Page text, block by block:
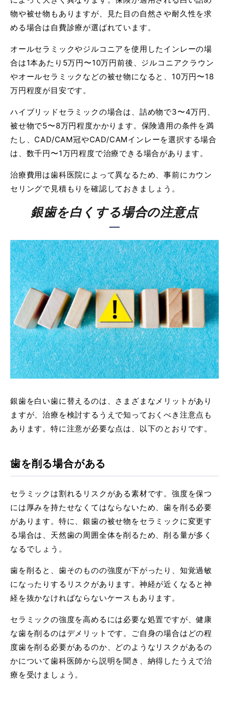
物や被せ物もありますが、見た目の自然さや耐久性を求
める場合は自費診療が選ばれています。
オールセラミックやジルコニアを使用したインレーの場
合は1本あたり5万円〜10万円前後、ジルコニアクラウン
やオールセラミックなどの被せ物になると、10万円〜18
万円程度が目安です。
ハイブリッドセラミックの場合は、詰め物で3〜4万円、
被せ物で5〜8万円程度かかります。保険適用の条件を満
たし、CAD/CAM冠やCAD/CAMインレーを選択する場合
は、数千円〜1万円程度で治療できる場合があります。
治療費用は歯科医院によって異なるため、事前にカウン
セリングで見積もりを確認しておきましょう。
銀歯を白くする場合の注意点
銀歯を白い歯に替えるのは、さまざまなメリットがあり
ますが、治療を検討するうえで知っておくべき注意点も
あります。特に注意が必要な点は、以下のとおりです。
歯を削る場合がある
セラミックは割れるリスクがある素材です。強度を保つ
には厚みを持たせなくてはならないため、歯を削る必要
があります。特に、銀歯の被せ物をセラミックに変更す
る場合は、天然歯の周囲全体を削るため、削る量が多く
なるでしょう。
歯を削ると、歯そのものの強度が下がったり、知覚過敏
になったりするリスクがあります。神経が近くなると神
経を抜かなければならないケースもあります。
セラミックの強度を高めるには必要な処置ですが、健康
な歯を削るのはデメリットです。ご自身の場合はどの程
度歯を削る必要があるのか、どのようなリスクがあるの
かについて歯科医師から説明を聞き、納得したうえで治
療を受けましょう。